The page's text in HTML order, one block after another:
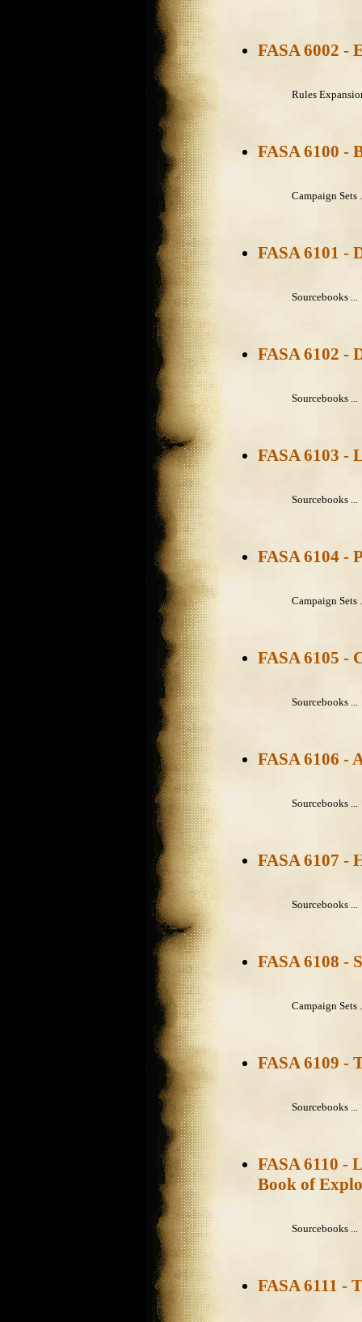
FASA 6002 -
Rules
FASA 6100 -
Campaign Sets
FASA 6101 -
Sourcebooks ...
FASA 6102 -
Sourcebooks ...
FASA 6103 -
Sourcebooks ...
FASA 6104 -
Campaign Sets
FASA 6105 -
Sourcebooks ...
FASA 6106 -
Sourcebooks ...
FASA 6107 -
Sourcebooks ...
FASA 6108 -
Campaign Sets
FASA 6109 -
Sourcebooks ...
FASA 6110 -
Book of
Sourcebooks ...
FASA 6111 -